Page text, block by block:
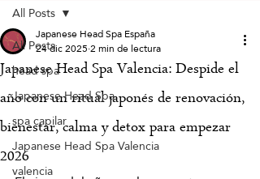
All Posts
head spa
Japanese Head Spa
spa capilar
Japanese Head Spa Valencia
valencia
All Posts
Japanese Head Spa Valencia: Despide el
año con un ritual japonés de renovación,
bienestar, calma y detox para empezar
2026
Japanese Head Spa España
24 dic 20252 min de lectura